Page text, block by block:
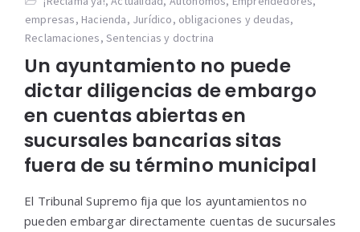
empresas, Hacienda, Jurídico, obligaciones y deudas,
Reclamaciones,Sentencias y doctrina
Un ayuntamiento no puede
dictar diligencias de embargo
en cuentas abiertas en
sucursales bancarias sitas
fuera de su término municipal
El Tribunal Supremo fija que los ayuntamientos no
pueden embargar directamente cuentas de sucursales